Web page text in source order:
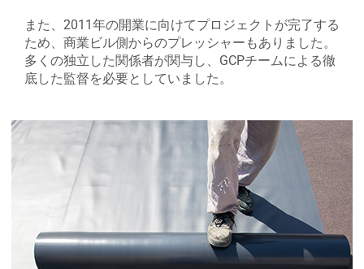
また、2011年の開業に向けてプロジェクトが完了する
ため、商業ビル側からのプレッシャーもありました。
多くの独立した関係者が関与し、GCPチームによる徹
底した監督を必要としていました。